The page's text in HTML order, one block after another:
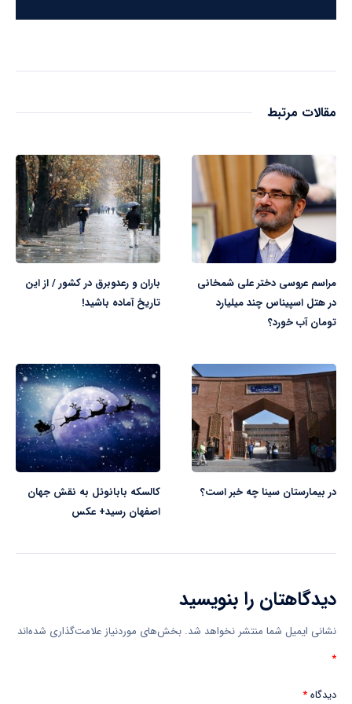
مقالات مرتبط
مراسم عروسی دختر علی شمخانی
در هتل اسپیناس چند میلیارد
تومان آب خورد؟
باران و رعدوبرق در کشور / از این
تاریخ آماده باشید!
در بیمارستان سینا چه خبر است؟
کالسکه بابانوئل به نقش جهان
اصفهان رسید+ عکس
دیدگاهتان را بنویسید
نشانی ایمیل شما منتشر نخواهد شد. بخش‌های موردنیاز علامت‌گذاری شده‌اند
*
دیدگاه*